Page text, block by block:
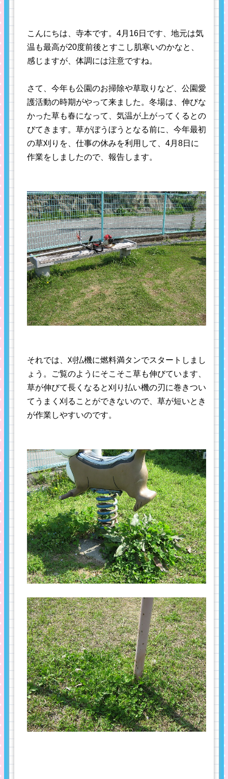
こんにちは、寺本です。4月16日です、地元は気
温も最高が20度前後とすこし肌寒いのかなと、
感じますが、体調には注意ですね。
さて、今年も公園のお掃除や草取りなど、公園愛
護活動の時期がやって来ました。冬場は、伸びな
かった草も春になって、気温が上がってくるとの
びてきます。草がぼうぼうとなる前に、今年最初
の草刈りを、仕事の休みを利用して、4月8日に
作業をしましたので、報告します。
それでは、刈払機に燃料満タンでスタートしまし
ょう。ご覧のようにそこそこ草も伸びています、
草が伸びて長くなると刈り払い機の刃に巻きつい
てうまく刈ることができないので、草が短いとき
が作業しやすいのです。